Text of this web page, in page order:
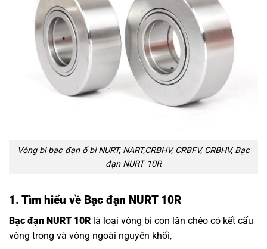
Vòng bi bạc đạn ổ bi NURT, NART,CRBHV, CRBFV, CRBHV, Bạc
đạn NURT 10R
1. Tìm hiểu về Bạc đạn NURT 10R
Bạc đạn NURT 10R là loại vòng bi con lăn chéo có kết cấu
vòng trong và vòng ngoài nguyên khối,